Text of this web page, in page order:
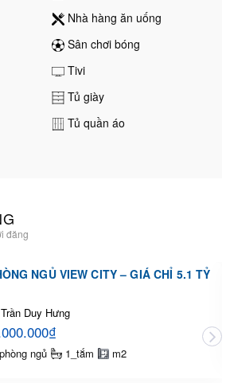
Nhà hàng ăn uống
Sân chơi bóng
Tivi
Tủ giày
Tủ quần áo
đăng
NGỦ VIEW CITY – GIÁ CHỈ 5.1 TỶ
Duy Hưng
ngủ 1_tắm m2